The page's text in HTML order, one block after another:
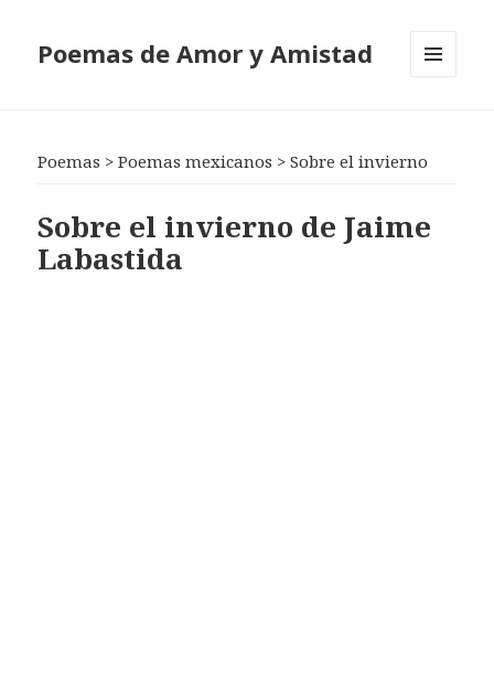
Poemas de Amor y Amistad
Poemas >Poemas mexicanos >Sobre el invierno
Sobre el invierno de Jaime
Labastida